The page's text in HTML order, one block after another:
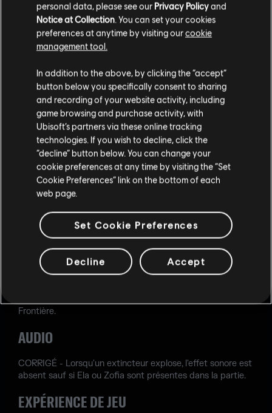
générateur pour avoir une ligne de mire avantageuse.
CORRIGÉ - Lorsqu'ils entrent dans la zone 1er Garde-
manger sur la carte Yacht, les défenseurs sont considérés
comme étant à l'extérieur.
AGENTS
CORRIGÉ - La touche directionnelle gauche possède deux
fonctions simultanées lorsque l'on joue Solid Snake.
CORRIGÉ - La grenade frag est toujours mise en
surbrillance dans l'interface des gadgets lorsque Solid
Snake est déployé.
CORRIGÉ - Lorsque l'on joue Lion en utilisant le modèle par
défaut, son écran EE-ONE-D est vide.
CORRIGÉ - La capacité d'escalade d'Oryx peut être
utilisée avec une alarme de proximité, lui permettant ainsi
d'utiliser son arme dans des situations où il ne devrait pas
pouvoir le faire.
Frontière.
AUDIO
CORRIGÉ - Lorsqu'un extincteur explose, l'effet sonore est
absent sauf si Ela ou Zofia sont présentes dans la partie.
EXPÉRIENCE DE JEU
personal data, please see our Privacy Policyand
Notice at Collection. You can set your cookies
preferences at anytime by visiting ourcookie
management tool.
In addition to the above, by clicking the “accept”
button below you specifically consent to sharing
and recording of your website activity, including
game browsing and purchase activity, with
Ubisoft’s partners via these online tracking
technologies. If you wish to decline, click the
“decline” button below. You can change your
cookie preferences at any time by visiting the “Set
Cookie Preferences” link on the bottom of each
web page.
Set Cookie Preferences
Decline Accept